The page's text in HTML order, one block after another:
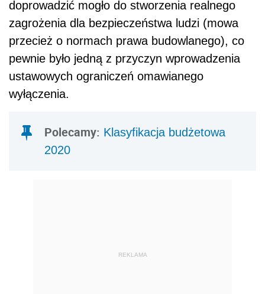
doprowadzić mogło do stworzenia realnego
zagrożenia dla bezpieczeństwa ludzi (mowa
przecież o normach prawa budowlanego), co
pewnie było jedną z przyczyn wprowadzenia
ustawowych ograniczeń omawianego
wyłączenia.
Polecamy: Klasyfikacja budżetowa
2020
REKLAMA